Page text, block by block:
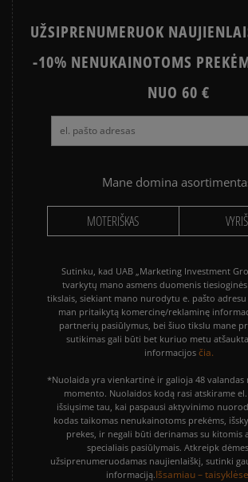
UŽSIPRENUMERUOK
-10% NENUKAINOTOMS
NUO 60 €
Mane domina
MOTERIŠKAS
Sutinku, kad UAB „Marketing Investment
tvarkytų mano asmens duomenis
tikslais, siekiant mano nurodytu e. pašto adresu
man pritaikytą komercinę/reklaminę
partnerių pasiūlymus, bei šiuo tikslu mane
sutikimas gali būti bet kuriuo metu
informacijos čia.
*Nuolaida yra vienkartinė ir galioja 48 valandas
momento. Nuolaidos kodą rasi atskirame
išsiųsime tau, kai paspausi aktyvinimo
kodas taikomas nenukainotoms prekėms,
prekes, ir negali būti derinamas su kitomis
specialiais pasiūlymais. Atkreipk
užsiprenumeruodamas naujienlaiškį, sutinki
informaciją.Išsamiau –